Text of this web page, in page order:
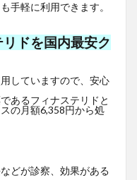
手軽に利用できます。
ドを国内最安ク
していますので、安心
あるフィナステリドと
の月額6,358円から処
どが診察、効果がある